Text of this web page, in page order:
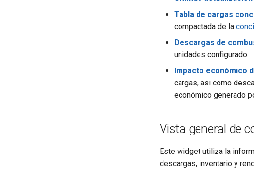
Tabla de cargas
compactada de la
Descargas de
unidades configurado.
Impacto económico
cargas, asi como
económico generado
Vista general de
Este widget utiliza la
descargas, inventario y